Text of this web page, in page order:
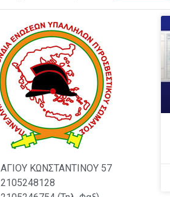
ΑΓΙΟΥ ΚΩΝΣΤΑΝΤΙΝΟΥ 57
2105248128